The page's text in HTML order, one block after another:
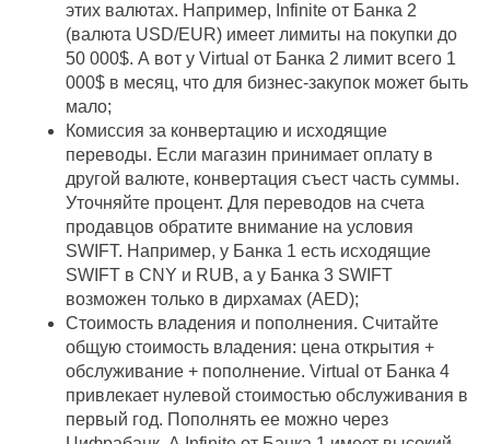
этих валютах. Например, Infinite от Банка 2
(валюта USD/EUR) имеет лимиты на покупки до
50 000$. А вот у Virtual от Банка 2 лимит всего 1
000$ в месяц, что для бизнес-закупок может быть
мало;
Комиссия за конвертацию и исходящие
переводы. Если магазин принимает оплату в
другой валюте, конвертация съест часть суммы.
Уточняйте процент. Для переводов на счета
продавцов обратите внимание на условия
SWIFT. Например, у Банка 1 есть исходящие
SWIFT в CNY и RUB, а у Банка 3 SWIFT
возможен только в дирхамах (AED);
Стоимость владения и пополнения. Считайте
общую стоимость владения: цена открытия +
обслуживание + пополнение. Virtual от Банка 4
привлекает нулевой стоимостью обслуживания в
первый год. Пополнять ее можно через